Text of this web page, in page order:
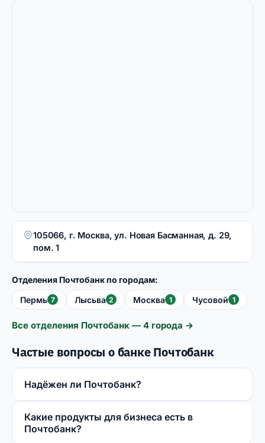
105066, г. Москва, ул. Новая Басманная, д. 29,
пом. 1
Отделения Почтобанк по городам:
Пермь 7 Лысьва 2 Москва 1 Чусовой 1
Все отделения Почтобанк — 4 города →
Частые вопросы о банке Почтобанк
Надёжен ли Почтобанк?
Какие продукты для бизнеса есть в
Почтобанк?